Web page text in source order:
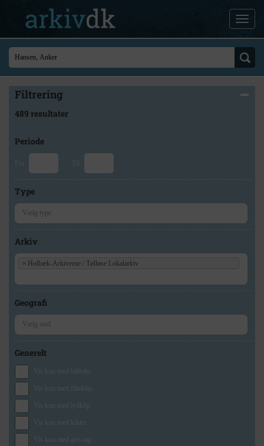
Filtrering
489 resultater
Periode
Fra Til
Type
Arkiv
× Holbæk-Arkiverne / Tølløse Lokalarkiv
Geografi
Generelt
Vis kun med billeder
Vis kun med filmklip
Vis kun med lydklip
Vis kun med kilder
Vis kun med geo-tag